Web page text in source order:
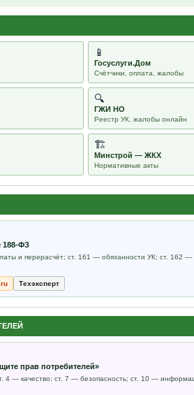
📱
Госуслуги.Дом
Счётчики, оплата, жалобы
🔍
ГЖИ НО
Реестр УК, жалобы онлайн
🏗
Минстрой — ЖКХ
Нормативные акты
188-ФЗ
и перерасчёт; ст. 161 — обязанности УК; ст. 162 —
Техэксперт
прав потребителей»
— качество; ст. 7 — безопасность; ст. 10 —